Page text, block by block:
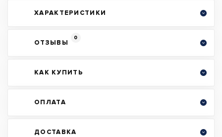
ХАРАКТЕРИСТИКИ
ОТЗЫВЫ
0
КАК КУПИТЬ
ОПЛАТА
ДОСТАВКА